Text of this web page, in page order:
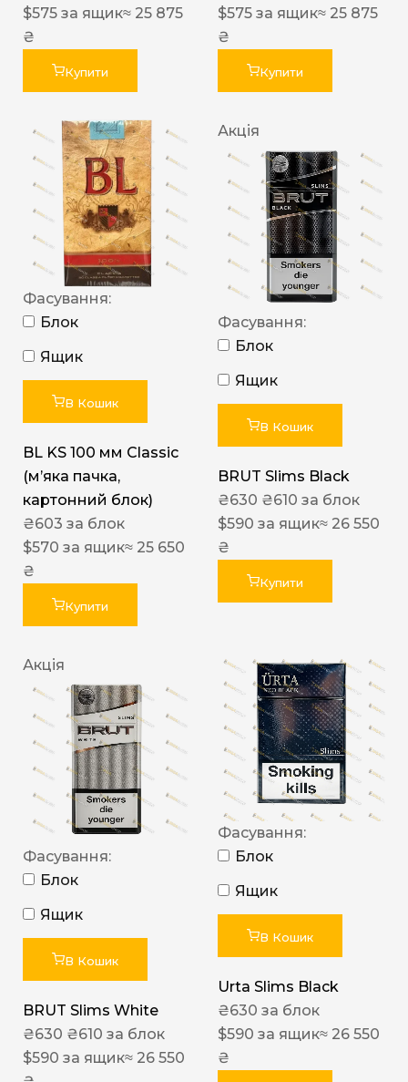
$575 за ящик≈ 25 875
₴
Купити
$575 за ящик≈ 25 875
₴
Купити
Фасування:
Блок
Ящик
В Кошик
BL KS 100 мм Classic
(м’яка пачка,
картонний блок)
₴603 за блок
$570 за ящик≈ 25 650
₴
Купити
Акція
Фасування:
Блок
Ящик
В Кошик
BRUT Slims Black
₴630 ₴610 за блок
$590 за ящик≈ 26 550
₴
Купити
Акція
Фасування:
Блок
Ящик
В Кошик
BRUT Slims White
₴630 ₴610 за блок
$590 за ящик≈ 26 550
Фасування:
Блок
Ящик
В Кошик
Urta Slims Black
₴630 за блок
$590 за ящик≈ 26 550
₴